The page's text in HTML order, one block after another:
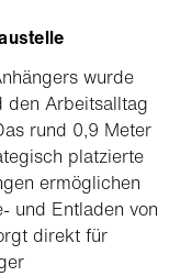
wurde
den Arbeitsalltag
rund 0,9 Meter
platzierte
ermöglichen
und Entladen von
direkt für